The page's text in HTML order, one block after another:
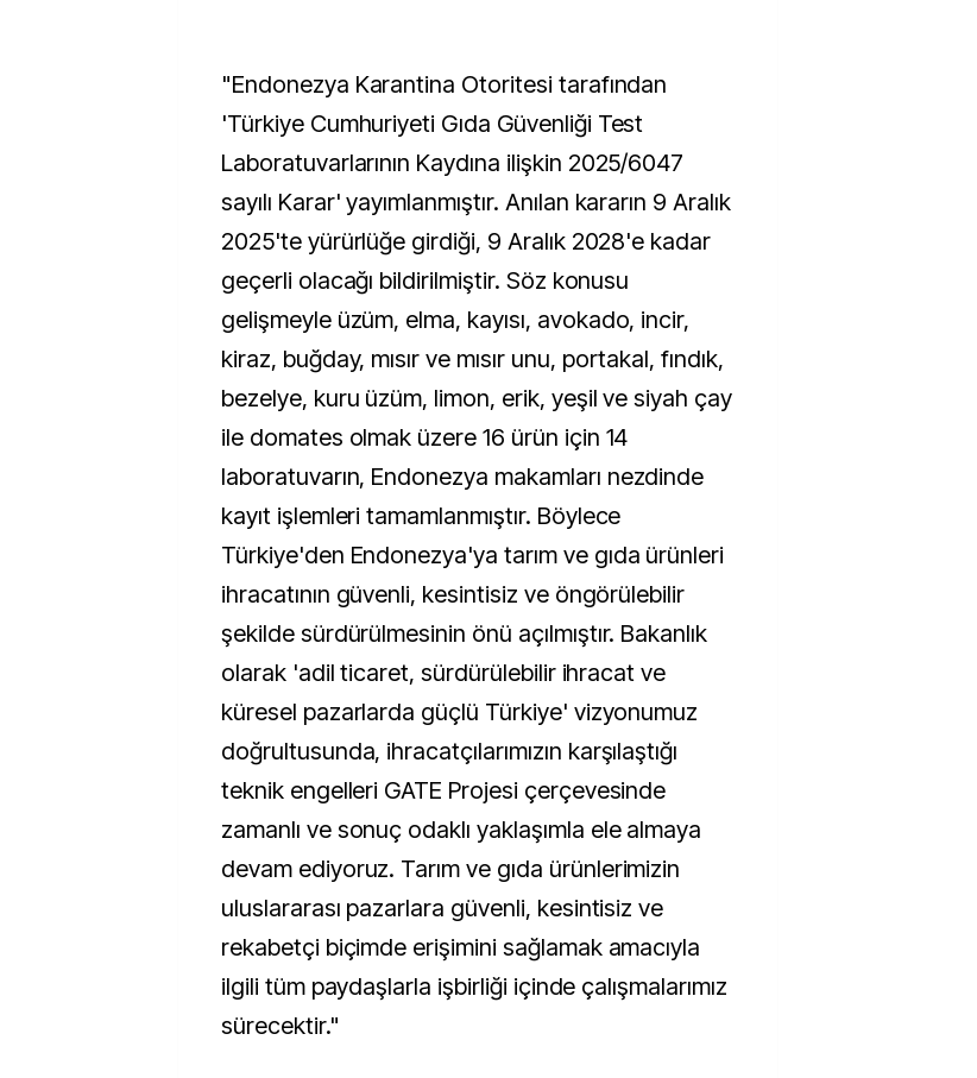
"Endonezya Karantina Otoritesi tarafından
'Türkiye Cumhuriyeti Gıda Güvenliği Test
Laboratuvarlarının Kaydına ilişkin 2025/6047
sayılı Karar' yayımlanmıştır. Anılan kararın 9 Aralık
2025'te yürürlüğe girdiği, 9 Aralık 2028'e kadar
geçerli olacağı bildirilmiştir. Söz konusu
gelişmeyle üzüm, elma, kayısı, avokado, incir,
kiraz, buğday, mısır ve mısır unu, portakal, fındık,
bezelye, kuru üzüm, limon, erik, yeşil ve siyah çay
ile domates olmak üzere 16 ürün için 14
laboratuvarın, Endonezya makamları nezdinde
kayıt işlemleri tamamlanmıştır. Böylece
Türkiye'den Endonezya'ya tarım ve gıda ürünleri
ihracatının güvenli, kesintisiz ve öngörülebilir
şekilde sürdürülmesinin önü açılmıştır. Bakanlık
olarak 'adil ticaret, sürdürülebilir ihracat ve
küresel pazarlarda güçlü Türkiye' vizyonumuz
doğrultusunda, ihracatçılarımızın karşılaştığı
teknik engelleri GATE Projesi çerçevesinde
zamanlı ve sonuç odaklı yaklaşımla ele almaya
devam ediyoruz. Tarım ve gıda ürünlerimizin
uluslararası pazarlara güvenli, kesintisiz ve
rekabetçi biçimde erişimini sağlamak amacıyla
ilgili tüm paydaşlarla işbirliği içinde çalışmalarımız
sürecektir."